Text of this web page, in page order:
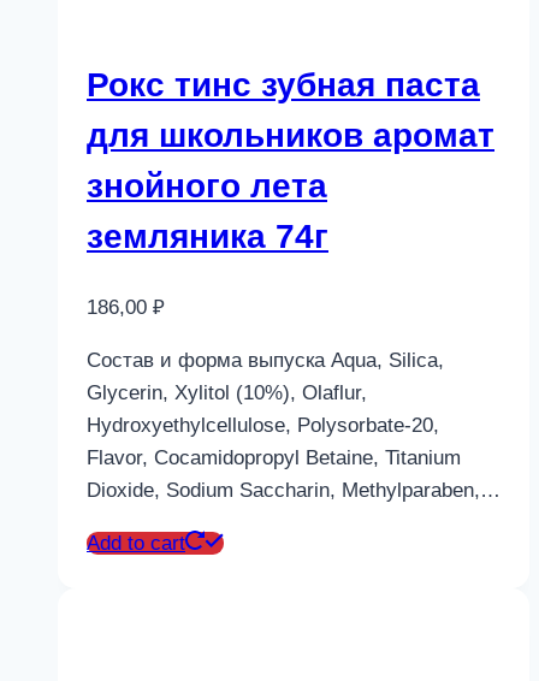
Рокс тинс зубная паста
для школьников аромат
знойного лета
земляника 74г
186,00 ₽
Состав и форма выпуска Aqua, Silica,
Glycerin, Xylitol (10%), Olaflur,
Hydroxyethylcellulose, Polysorbate-20,
Flavor, Cocamidopropyl Betaine, Titanium
Dioxide, Sodium Saccharin, Methylparaben,…
Add to cart